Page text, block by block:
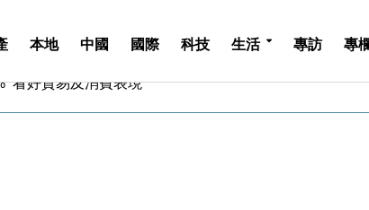
本地 中國 國際 科技 生活 專訪 專
增15%至47仙
43歲女子損失近6900萬元
2%